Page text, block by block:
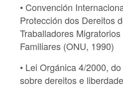
• Convención
Protección dos Dereitos
Traballadores
Familiares (ONU, 1990)
• Lei Orgánica 4/2000,
sobre dereitos e